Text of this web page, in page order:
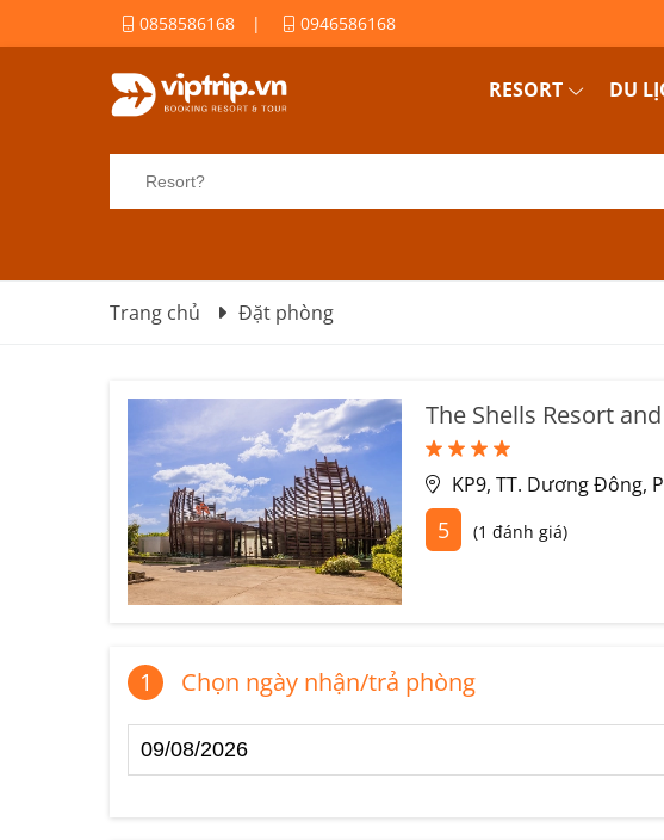
0858586168 | 0946586168
RESORT DU
Trang chủ Đặt phòng
The Shells Resort
KP9, TT. Dương Đông,
5 (1 đánh giá)
1 Chọn ngày nhận/trả phòng